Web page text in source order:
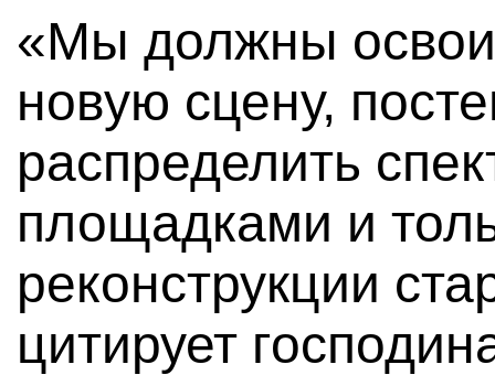
«Мы должны
новую сцену,
распределить
площадками и
реконструкции
цитирует